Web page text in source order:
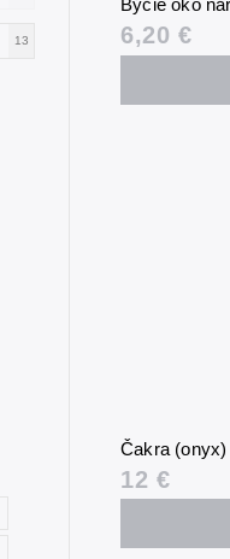
13
Býčie oko
6,20 €
Čakra
12 €